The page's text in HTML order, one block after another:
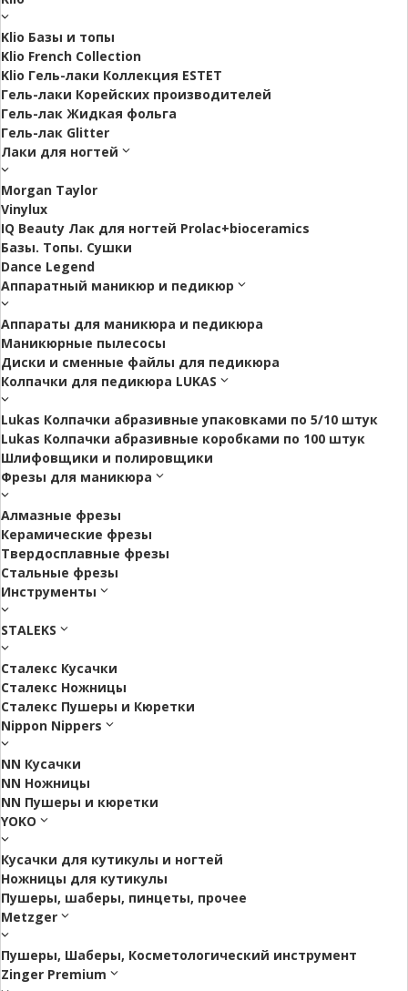
Klio Базы и топы
Klio French Collection
Klio Гель-лаки Коллекция ESTET
Гель-лаки Корейских производителей
Гель-лак Жидкая фольга
Гель-лак Glitter
Лаки для ногтей
Morgan Taylor
Vinylux
IQ Beauty Лак для ногтей Prolac+bioceramics
Базы. Топы. Сушки
Dance Legend
Аппаратный маникюр и педикюр
Аппараты для маникюра и педикюра
Маникюрные пылесосы
Диски и сменные файлы для педикюра
Колпачки для педикюра LUKAS
Lukas Колпачки абразивные упаковками по 5/10 штук
Lukas Колпачки абразивные коробками по 100 штук
Шлифовщики и полировщики
Фрезы для маникюра
Алмазные фрезы
Керамические фрезы
Твердосплавные фрезы
Стальные фрезы
Инструменты
STALEKS
Сталекс Кусачки
Сталекс Ножницы
Сталекс Пушеры и Кюретки
Nippon Nippers
NN Кусачки
NN Ножницы
NN Пушеры и кюретки
YOKO
Кусачки для кутикулы и ногтей
Ножницы для кутикулы
Пушеры, шаберы, пинцеты, прочее
Metzger
Пушеры, Шаберы, Косметологический инструмент
Zinger Premium